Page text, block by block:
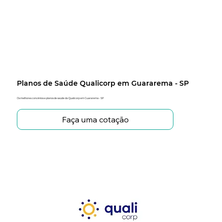
Planos de Saúde Qualicorp em Guararema - SP
Os melhores convênios e planos de saúde da Qualicorp em Guararema - SP
Faça uma cotação